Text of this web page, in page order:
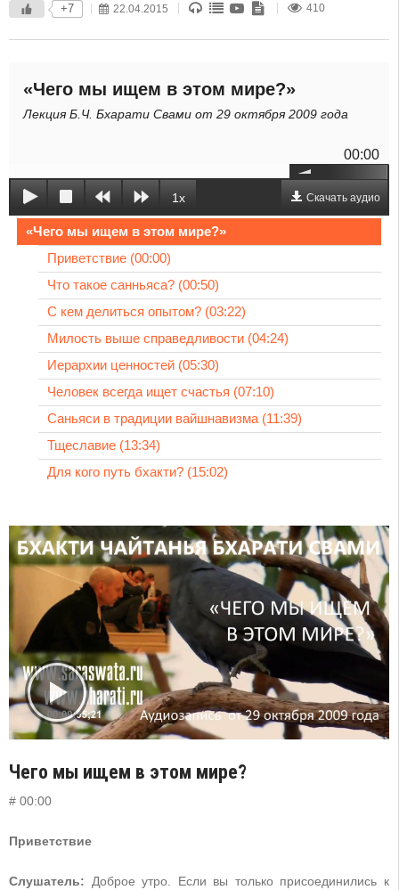
+7 22.04.2015 410
«Чего мы ищем в этом мире?»
Лекция Б.Ч. Бхарати Свами от 29 октября 2009 года
00:00
1x Скачать аудио
«Чего мы ищем в этом мире?»
Приветствие (00:00)
Что такое санньяса? (00:50)
С кем делиться опытом? (03:22)
Милость выше справедливости (04:24)
Иерархии ценностей (05:30)
Человек всегда ищет счастья (07:10)
Саньяси в традиции вайшнавизма (11:39)
Тщеславие (13:34)
Для кого путь бхакти? (15:02)
Чего мы ищем в этом мире?
# 00:00
Приветствие
Слушатель: Доброе утро. Если вы только присоединились к